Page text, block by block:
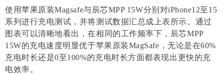
使用苹果原装Magsafe与辰芯MPP 15W分别对iPhone12至15
系列进行充电测试，并将测试数据汇总成上表所示。通过
图表可以清晰地看出，在相同的工作频率下，辰芯MPP
15W的充电速度明显优于苹果原装MagSafe，无论是在60%
充电时长还是0至100%的充电时长方面都表现出更快的充
电效率。